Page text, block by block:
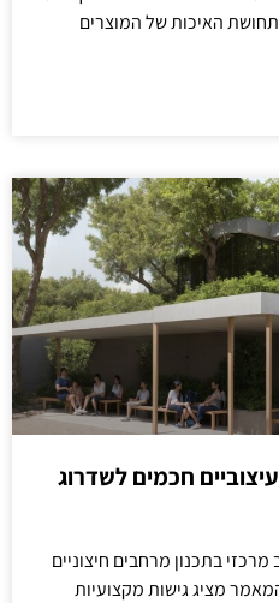
האיכות של המוצרים
חכמים לשדרוג
מרכזי בתכנון מרחבים חיצוניים
מציג גישות מקצועיות